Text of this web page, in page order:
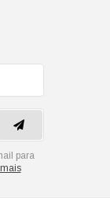
para